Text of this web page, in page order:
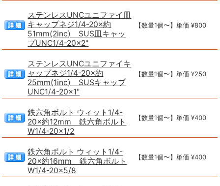
ステンレスUNCユニファイ皿
キャップネジ1/4-20×約
51mm(2inc) SUS皿キャッ
プUNC1/4-20×2"
【数量1個〜】単価 ¥800
ステンレスUNCユニファイキ
ャップネジ1/4-20×約
25mm(1inc) SUSキャップ
UNC1/4-20×1"
【数量1個〜】単価 ¥250
鉄六角ボルト ウィット1/4-
20×約12mm 鉄六角ボルト
W1/4-20×1/2
【数量1個〜】単価 ¥400
鉄六角ボルト ウィット1/4-
20×約16mm 鉄六角ボルト
W1/4-20×5/8
【数量1個〜】単価 ¥400